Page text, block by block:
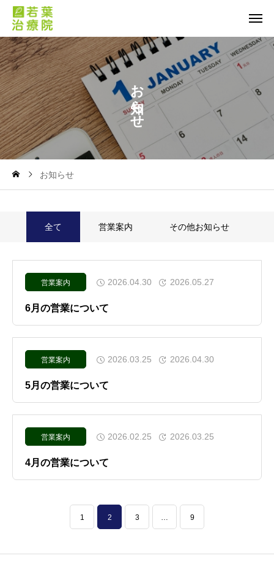
お
ら
せ
お知らせ
全て 営業案内 その他お知らせ
営業案内 2026.04.30 2026.05.27
6月の営業について
営業案内 2026.03.25 2026.04.30
5月の営業について
営業案内 2026.02.25 2026.03.25
4月の営業について
1 2 3 … 9